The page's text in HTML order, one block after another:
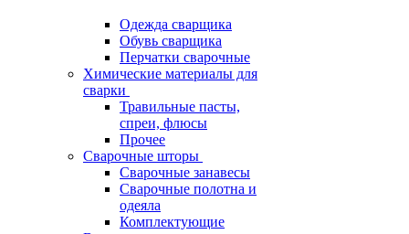
Одежда сварщика
Обувь сварщика
Перчатки сварочные
Химические материалы для
сварки
Травильные пасты,
спреи, флюсы
Прочее
Сварочные шторы
Сварочные занавесы
Сварочные полотна и
одеяла
Комплектующие